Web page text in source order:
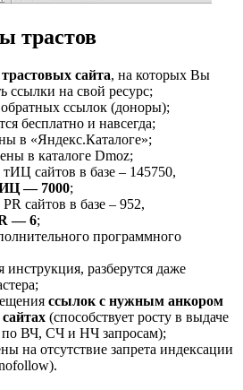
трастов
сайта, на которых Вы
ссылки на свой ресурс;
ссылок (доноры);
бесплатно и навсегда;
в «Яндекс.Каталоге»;
в каталоге Dmoz;
сайтов в базе – 145750,
— 7000;
сайтов в базе – 952,
— 6;
программного
инструкция, разберутся даже
ссылок с нужным анкором
(способствует росту в выдаче
по ВЧ, СЧ и НЧ запросам);
на отсутствие запрета индексации